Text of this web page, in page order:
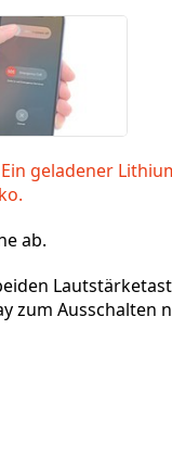
geladener
ab.
zum Ausschalten